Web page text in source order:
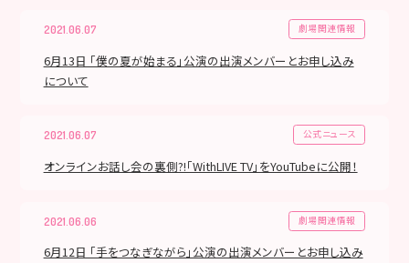
2021.06.07 劇場関連情報
6月13日 「僕の夏が始まる」公演の出演メンバーとお申し込み
について
2021.06.07 公式ニュース
オンラインお話し会の裏側?!「WithLIVE TV」をYouTubeに公開！
2021.06.06 劇場関連情報
6月12日 「手をつなぎながら」公演の出演メンバーとお申し込み